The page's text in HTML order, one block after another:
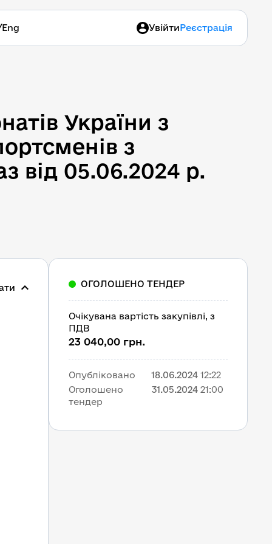
Eng УвійтиРеєстрація
України з
з
від 05.06.2024 р.
ОГОЛОШЕНО ТЕНДЕР
Очікувана вартість закупівлі, з
ПДВ
23 040,00 грн.
Опубліковано 18.06.2024 12:22
Оголошено
тендер
31.05.2024 21:00